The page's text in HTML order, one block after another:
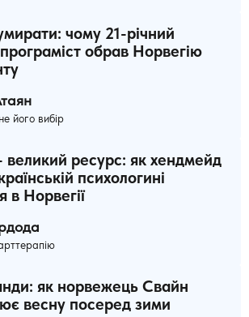
чому 21-річний
обрав Норвегію
його вибір
великий ресурс: як хендмейд
психологині
в Норвегії
як норвежець Свайн
весну посеред зими